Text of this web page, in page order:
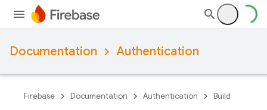
Documentation Authentication
Firebase Documentation Authentication Build